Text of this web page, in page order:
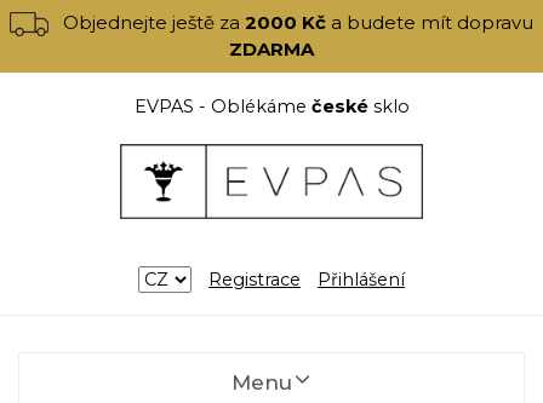
Objednejte ještě za2000 Kč a budete mít dopravu
ZDARMA
EVPAS - Oblékáme českésklo
Registrace Přihlášení
Menu